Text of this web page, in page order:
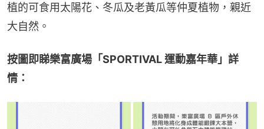
植的可食用太陽花、冬瓜及老黃瓜等仲夏植物，親近
大自然。
按圖即睇樂富廣場「SPORTIVAL 運動嘉年華」詳
情：